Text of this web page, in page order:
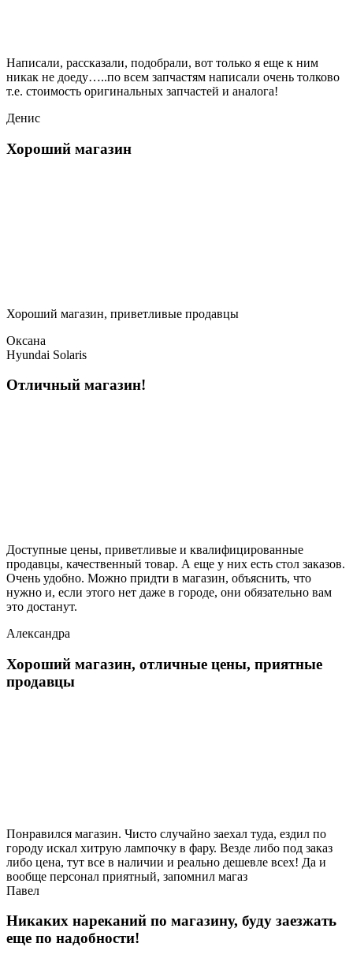
Написали, рассказали, подобрали, вот только я еще к ним
никак не доеду…..по всем запчастям написали очень толково
т.е. стоимость оригинальных запчастей и аналога!
Денис
Хороший магазин
Хороший магазин, приветливые продавцы
Оксана
Hyundai Solaris
Отличный магазин!
Доступные цены, приветливые и квалифицированные
продавцы, качественный товар. А еще у них есть стол заказов.
Очень удобно. Можно придти в магазин, объяснить, что
нужно и, если этого нет даже в городе, они обязательно вам
это достанут.
Александра
Хороший магазин, отличные цены, приятные
продавцы
Понравился магазин. Чисто случайно заехал туда, ездил по
городу искал хитрую лампочку в фару. Везде либо под заказ
либо цена, тут все в наличии и реально дешевле всех! Да и
вообще персонал приятный, запомнил магаз
Павел
Никаких нареканий по магазину, буду заезжать
еще по надобности!